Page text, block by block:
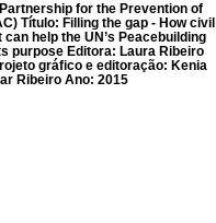
for the Prevention of
Título: Filling the gap - How civil
help the UN’s Peacebuilding
purpose Editora: Laura Ribeiro
gráfico e editoração: Kenia
Ribeiro Ano: 2015